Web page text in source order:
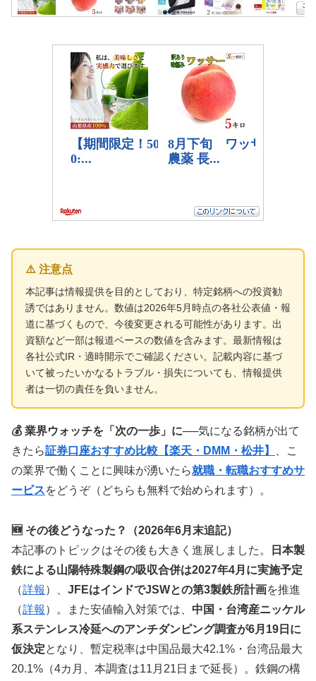
⚠️ 注意点
本記事は情報提供を目的としており、特定銘柄への投資勧
誘ではありません。数値は2026年5月時点の各社公表値・報
道に基づくもので、今後変更される可能性があります。出
資額など一部は報道ベースの数値を含みます。最新情報は
各社公式IR・適時開示でご確認ください。記載内容に基づ
いて被ったいかなるトラブル・損失についても、情報提供
者は一切の責任を負いません。
💰 業界ウォッチを「次の一歩」に──気になる銘柄が出て
きたら証券口座おすすめ比較【楽天・DMM・松井】
、こ
の業界で働くことに興味が湧いたら就職・転職おすすめサ
ービスをどうぞ（どちらも無料で始められます）。
🆕 その後どうなった？（2026年6月末追記）
本記事のトピックはその後も大きく進展しました。
日本製
鉄による山陽特殊製鋼の吸収合併は2027年4月に実施予定
（詳報 ）、 JFEはインドでJSWとの第3製鉄所計画を推進
（詳報 ）。また安値輸入対策では、 中国・台湾産ニッケル
系ステンレス冷延へのアンチダンピング調査が6月19日に
仮決定となり、暫定税率は中国品最大42.1%・台湾品最大
20.1%（4カ月、本調査は11月21日まで延長）。鉄鋼の構